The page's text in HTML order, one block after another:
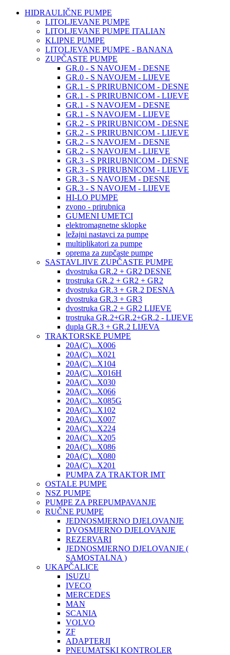
HIDRAULIČNE PUMPE
LITOLJEVANE PUMPE
LITOLJEVANE PUMPE ITALIAN
KLIPNE PUMPE
LITOLJEVANE PUMPE - BANANA
ZUPČASTE PUMPE
GR.0 - S NAVOJEM - DESNE
GR.0 - S NAVOJEM - LIJEVE
GR.1 - S PRIRUBNICOM - DESNE
GR.1 - S PRIRUBNICOM - LIJEVE
GR.1 - S NAVOJEM - DESNE
GR.1 - S NAVOJEM - LIJEVE
GR.2 - S PRIRUBNICOM - DESNE
GR.2 - S PRIRUBNICOM - LIJEVE
GR.2 - S NAVOJEM - DESNE
GR.2 - S NAVOJEM - LIJEVE
GR.3 - S PRIRUBNICOM - DESNE
GR.3 - S PRIRUBNICOM - LIJEVE
GR.3 - S NAVOJEM - DESNE
GR.3 - S NAVOJEM - LIJEVE
HI-LO PUMPE
zvono - prirubnica
GUMENI UMETCI
elektromagnetne sklopke
ležajni nastavci za pumpe
multiplikatori za pumpe
oprema za zupčaste pumpe
SASTAVLJIVE ZUPČASTE PUMPE
dvostruka GR.2 + GR2 DESNE
trostruka GR.2 + GR2 + GR2
dvostruka GR.3 + GR.2 DESNA
dvostruka GR.3 + GR3
dvostruka GR.2 + GR2 LIJEVE
trostruka GR.2+GR.2+GR.2 - LIJEVE
dupla GR.3 + GR.2 LIJEVA
TRAKTORSKE PUMPE
20A(C)...X006
20A(C)...X021
20A(C)...X104
20A(C)...X016H
20A(C)...X030
20A(C)...X066
20A(C)...X085G
20A(C)...X102
20A(C)...X007
20A(C)...X224
20A(C)...X205
20A(C)...X086
20A(C)...X080
20A(C)...X201
PUMPA ZA TRAKTOR IMT
OSTALE PUMPE
NSZ PUMPE
PUMPE ZA PREPUMPAVANJE
RUČNE PUMPE
JEDNOSMJERNO DJELOVANJE
DVOSMJERNO DJELOVANJE
REZERVARI
JEDNOSMJERNO DJELOVANJE (
SAMOSTALNA )
UKAPČALICE
ISUZU
IVECO
MERCEDES
MAN
SCANIA
VOLVO
ZF
ADAPTERJI
PNEUMATSKI KONTROLER